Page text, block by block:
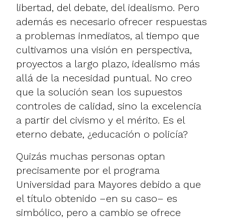
libertad, del debate, del idealismo. Pero
además es necesario ofrecer respuestas
a problemas inmediatos, al tiempo que
cultivamos una visión en perspectiva,
proyectos a largo plazo, idealismo más
allá de la necesidad puntual. No creo
que la solución sean los supuestos
controles de calidad, sino la excelencia
a partir del civismo y el mérito. Es el
eterno debate, ¿educación o policía?
Quizás muchas personas optan
precisamente por el programa
Universidad para Mayores debido a que
el título obtenido –en su caso– es
simbólico, pero a cambio se ofrece